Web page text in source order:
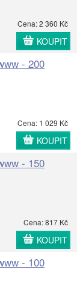
Cena: 2 360 Kč
KOUPIT
- 200
Cena: 1 029 Kč
KOUPIT
- 150
Cena: 817 Kč
KOUPIT
- 100